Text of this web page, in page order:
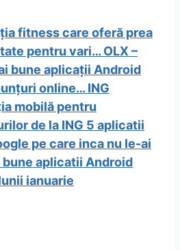
fitness care oferă prea
pentru vari…OLX –
bune aplicații Android
online…ING
mobilă pentru
de la ING 5 aplicatii
pe care inca nu le-ai
bune aplicatii Android
ianuarie